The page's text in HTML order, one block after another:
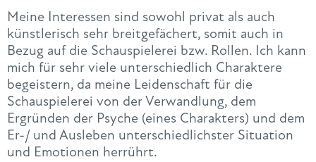
Meine Interessen sind sowohl privat als auch
künstlerisch sehr breitgefächert, somit auch in
Bezug auf die Schauspielerei bzw. Rollen. Ich kann
mich für sehr viele unterschiedlich Charaktere
begeistern, da meine Leidenschaft für die
Schauspielerei von der Verwandlung, dem
Ergründen der Psyche (eines Charakters) und dem
Er-/ und Ausleben unterschiedlichster Situation
und Emotionen herrührt.